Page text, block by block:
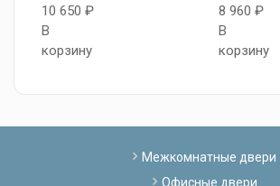
10 650 ₽
В
корзину
8 960 ₽
В
корзину
Межкомнатные двери
Офисные двери